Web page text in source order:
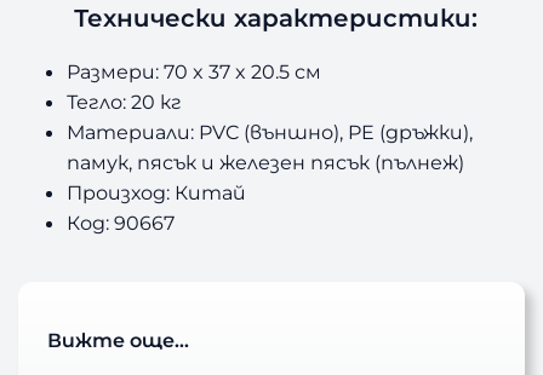
Технически характеристики:
Размери: 70 x 37 x 20.5 см
Тегло: 20 кг
Материали: PVC (външно), PE (дръжки),
памук, пясък и железен пясък (пълнеж)
Произход: Китай
Код: 90667
Вижте още…